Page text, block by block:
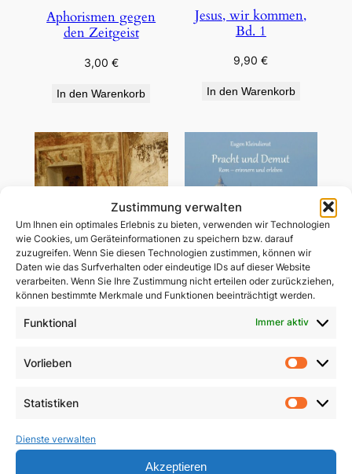
Zustimmung verwalten
Um Ihnen ein optimales Erlebnis zu bieten, verwenden wir Technologien
wie Cookies, um Geräteinformationen zu speichern bzw. darauf
zuzugreifen. Wenn Sie diesen Technologien zustimmen, können wir
Daten wie das Surfverhalten oder eindeutige IDs auf dieser Website
verarbeiten. Wenn Sie Ihre Zustimmung nicht erteilen oder zurückziehen,
können bestimmte Merkmale und Funktionen beeinträchtigt werden.
Funktional Immer aktiv
Vorlieben
Statistiken
Dienste verwalten
Akzeptieren
Aphorismen gegen
den Zeitgeist
3,00 €
In den Warenkorb
Jesus, wir kommen,
Bd. 1
9,90€
In den Warenkorb
In den Warenkorb In den Warenkorb